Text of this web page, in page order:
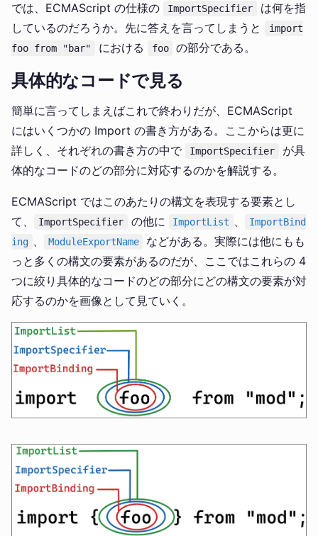
では、ECMAScript の仕様の ImportSpecifier
は何を指
しているのだろうか。先に答えを言ってしまうと
import
foo from "bar"
における foo の部分である。
具体的なコードで見る
簡単に言ってしまえばこれで終わりだが、ECMAScript
にはいくつかの Import の書き方がある。ここからは更に
詳しく、それぞれの書き方の中で
ImportSpecifier
が具
体的なコードのどの部分に対応するのかを解説する。
ECMAScript ではこのあたりの構文を表現する要素とし
て、
ImportSpecifier の他に ImportList 、
ImportBind
ing 、 ModuleExportName
などがある。実際には他にもも
っと多くの構文の要素があるのだが、ここではこれらの 4
つに絞り具体的なコードのどの部分にどの構文の要素が対
応するのかを画像として見ていく。